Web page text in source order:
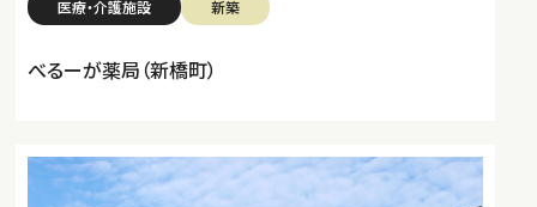
医療・介護施設 新築
べるーが薬局（新橋町）